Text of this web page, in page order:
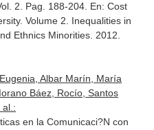
2. Pag. 188-204. En: Cost
Volume 2. Inequalities in
Ethnics Minorities. 2012.
Albar Marín, María
Báez, Rocío, Santos
al.:
en la Comunicaci?N con